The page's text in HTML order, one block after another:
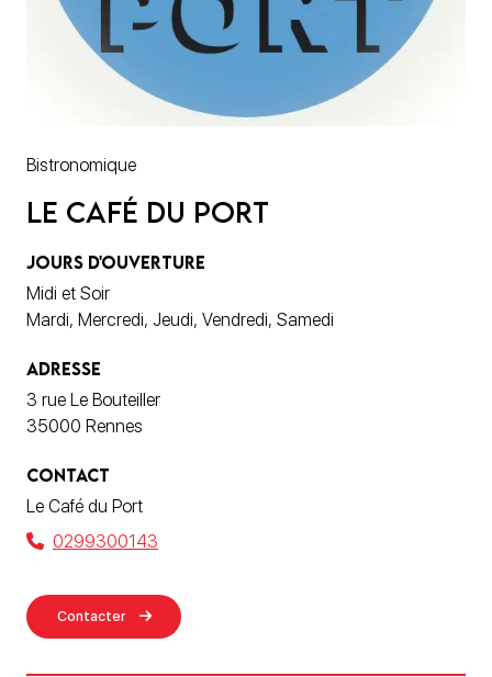
Bistronomique
Le Café du Port
JOURS D'OUVERTURE
Midi et Soir
Mardi, Mercredi, Jeudi, Vendredi, Samedi
ADRESSE
3 rue Le Bouteiller
35000 Rennes
CONTACT
Le Café du Port
0299300143
Contacter